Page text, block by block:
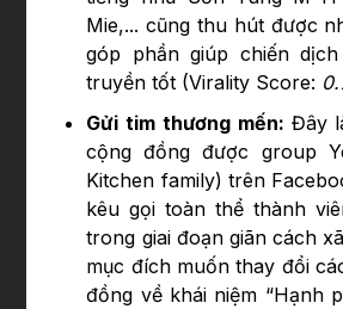
Mie,... cũng thu hút được
góp phần giúp chiến
truyền tốt (Virality Score:
Gửi tim thương mến: Đây
cộng đồng được group
Kitchen family) trên
kêu gọi toàn thể thành
trong giai đoạn giãn cách
mục đích muốn thay đổi
đồng về khái niệm “Hạnh